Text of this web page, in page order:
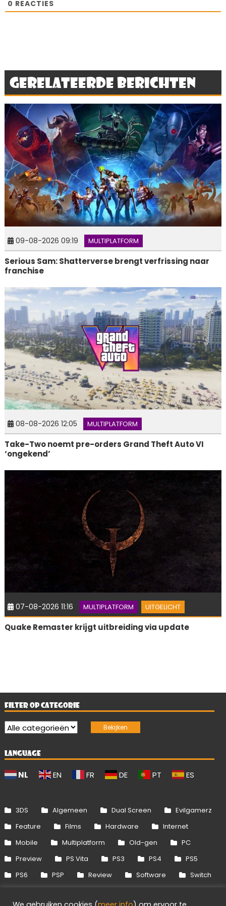
0 REACTIES
Gerelateerde berichten
09-08-2026 09:19 MULTIPLATFORM
Serious Sam: Shatterverse brengt verfrissing naar
franchise
08-08-2026 12:05 MULTIPLATFORM
Take-Two noemt pre-orders Grand Theft Auto VI
‘ongekend’
07-08-2026 11:16 MULTIPLATFORM UITGELICHT
Quake Remaster krijgt uitbreiding via update
FILTER OP CATEGORIE
LANGUAGE
NL EN FR DE PT ES
3DS Algemeen Dual Screen
Evilgamerz
Feature
Films Hardware
Internet
Mobile
Multiplatform Old-gen
PC
Preview
PS Vita PS3 PS4
PS5
PS6
PSP Review Software
Switch